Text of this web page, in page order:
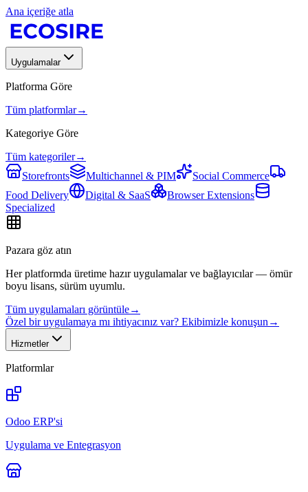
Ana içeriğe atla
Uygulamalar
Platforma Göre
Tüm platformlar→
Kategoriye Göre
Tüm kategoriler→
Storefronts
Multichannel & PIM
Social Commerce
Food Delivery
Digital & SaaS
Browser Extensions
Specialized
Pazara göz atın
Her platformda üretime hazır uygulamalar ve bağlayıcılar — ömür
boyu lisans, sürüm uyumlu.
Tüm uygulamaları görüntüle→
Özel bir uygulamaya mı ihtiyacınız var? Ekibimizle konuşun →
Hizmetler
Platformlar
Odoo ERP'si
Uygulama ve Entegrasyon